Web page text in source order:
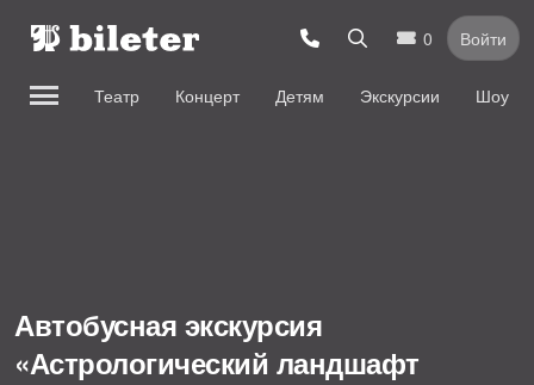
0 Войти
Театр Концерт Детям Экскурсии Шоу
Автобусная экскурсия
«Астрологический ландшафт